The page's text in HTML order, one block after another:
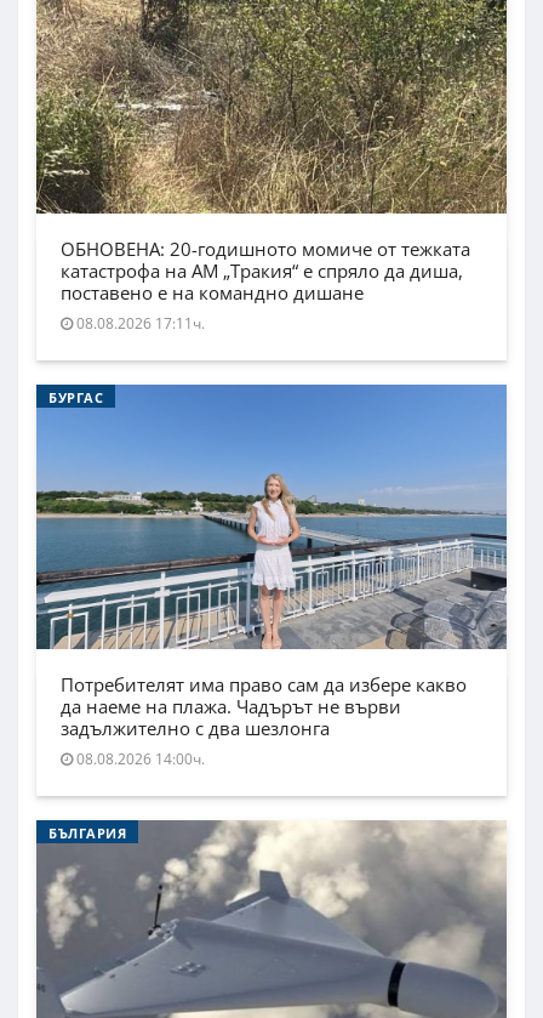
ОБНОВЕНА: 20-годишното момиче от тежката
катастрофа на АМ „Тракия“ е спряло да диша,
поставено е на командно дишане
08.08.2026 17:11ч.
БУРГАС
Потребителят има право сам да избере какво
да наеме на плажа. Чадърът не върви
задължително с два шезлонга
08.08.2026 14:00ч.
БЪЛГАРИЯ